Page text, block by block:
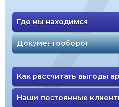
Где мы находимся
Документооборот
Как рассчитать выгоды
Наши постоянные